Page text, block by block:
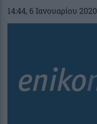
14:44, 6 Ιανουαρίου 2020